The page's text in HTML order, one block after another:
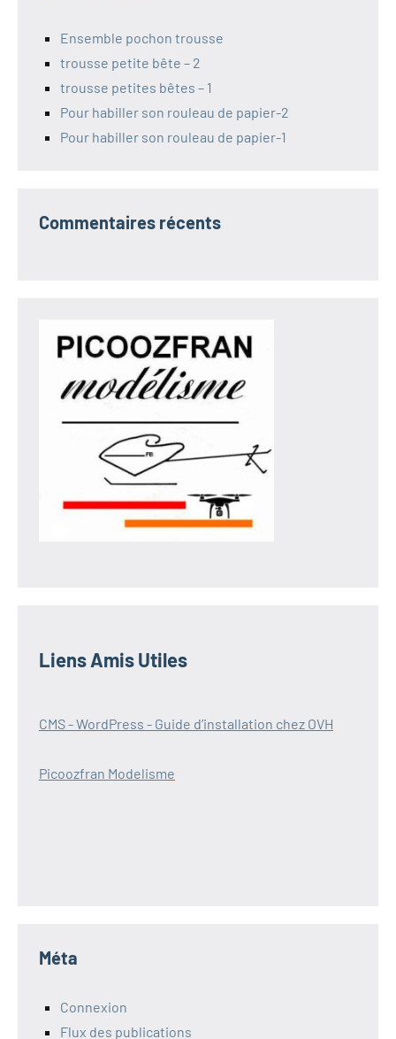
Ensemble pochon trousse
trousse petite bête – 2
trousse petites bêtes – 1
Pour habiller son rouleau de papier-2
Pour habiller son rouleau de papier-1
Commentaires récents
Liens Amis Utiles
CMS - WordPress - Guide d’installation chez OVH
Picoozfran Modelisme
Méta
Connexion
Flux des publications